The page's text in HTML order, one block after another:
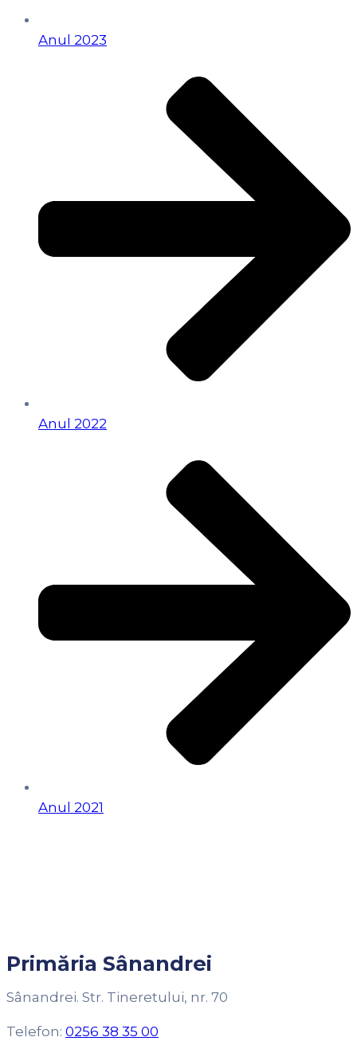
Anul 2023
Anul 2022
Anul 2021
Primăria Sânandrei
Sânandrei. Str. Tineretului, nr. 70
Telefon: 0256 38 35 00